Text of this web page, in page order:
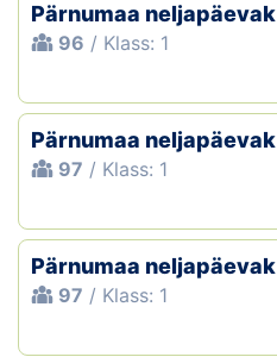
Pärnumaa neljapäevak
96 / Klass: 1
Pärnumaa neljapäevak
97 / Klass: 1
Pärnumaa neljapäevak
97 / Klass: 1